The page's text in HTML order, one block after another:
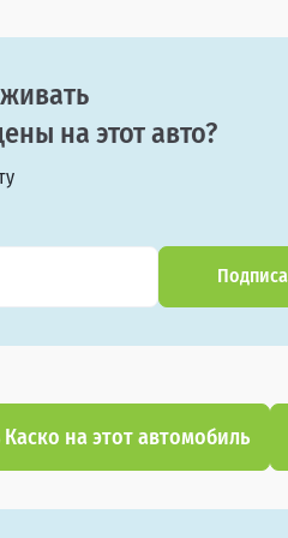
на этот авто?
Каско на этот автомобиль